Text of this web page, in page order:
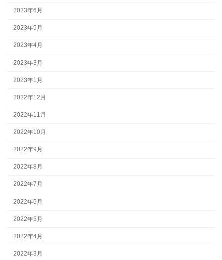
2023年6月
2023年5月
2023年4月
2023年3月
2023年1月
2022年12月
2022年11月
2022年10月
2022年9月
2022年8月
2022年7月
2022年6月
2022年5月
2022年4月
2022年3月